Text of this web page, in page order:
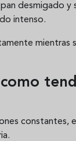
desmigado y
intenso.
mientras
constantes,